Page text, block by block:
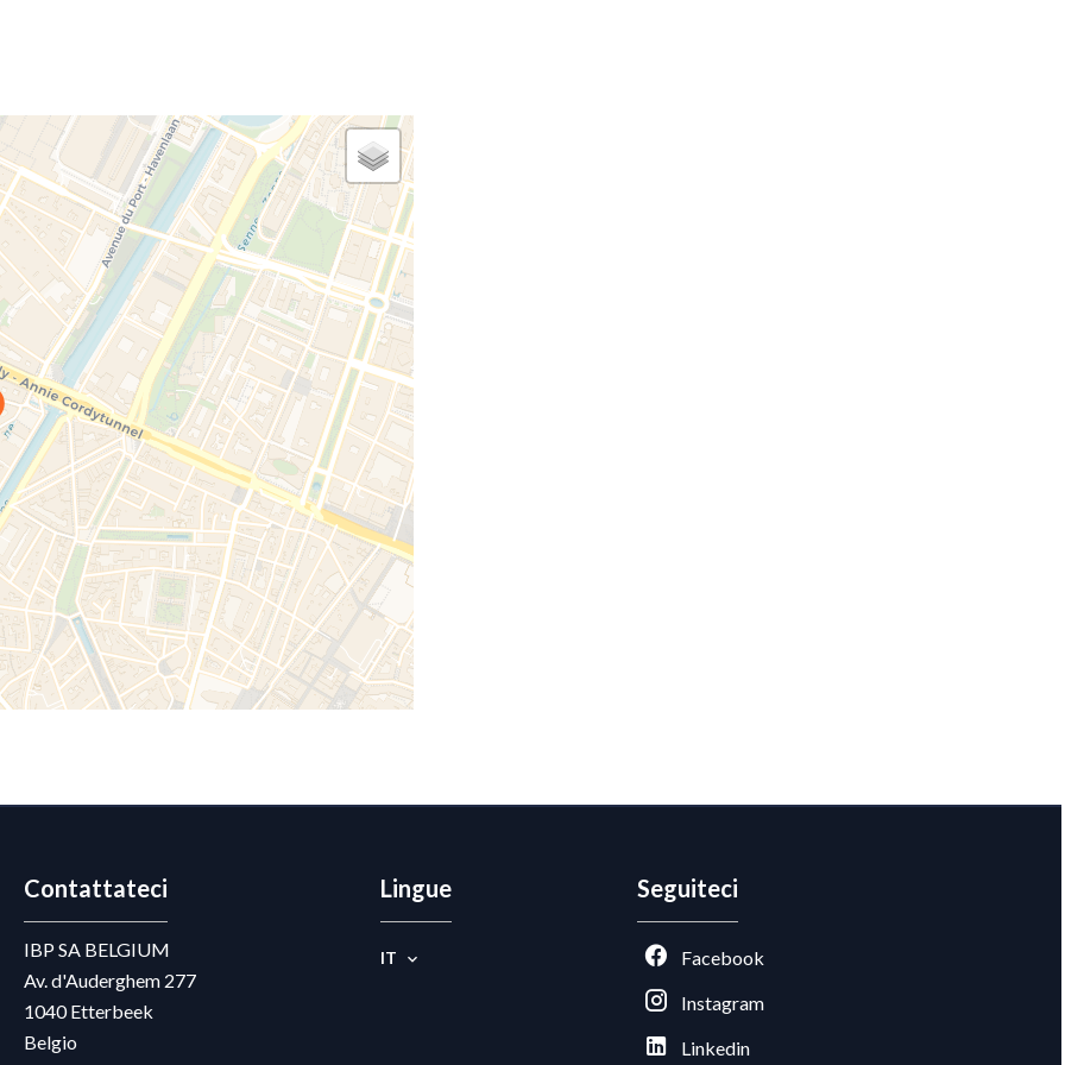
Contattateci
IBP SA BELGIUM
Av. d'Auderghem 277
1040Etterbeek
Belgio
Lingue
IT
Seguiteci
Facebook
Instagram
Linkedin